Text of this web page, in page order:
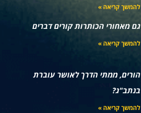
להמשך קריאה »
גם מאחורי הכותרות קורים דברים
להמשך קריאה »
הורים, ממתי הדרך לאושר עוברת
בנתב"ג?
להמשך קריאה »